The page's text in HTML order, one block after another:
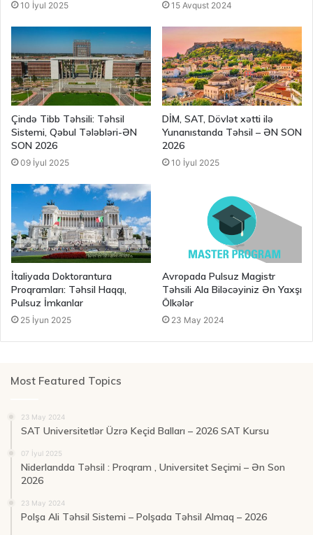
10 İyul 2025 15 Avqust 2024
Çində Tibb Təhsili: Təhsil
Sistemi, Qəbul Tələbləri-ƏN
SON 2026
09 İyul 2025
DİM, SAT, Dövlət xətti ilə
Yunanıstanda Təhsil – ƏN SON
2026
10 İyul 2025
İtaliyada Doktorantura
Proqramları: Təhsil Haqqı,
Pulsuz İmkanlar
25 İyun 2025
Avropada Pulsuz Magistr
Təhsili Ala Biləcəyiniz Ən Yaxşı
Ölkələr
23 May 2024
Most Featured Topics
23 May 2024
SAT Universitetlər Üzrə Keçid Balları – 2026 SAT Kursu
07 İyul 2025
Niderlandda Təhsil : Proqram , Universitet Seçimi – Ən Son
2026
23 May 2024
Polşa Ali Təhsil Sistemi – Polşada Təhsil Almaq – 2026